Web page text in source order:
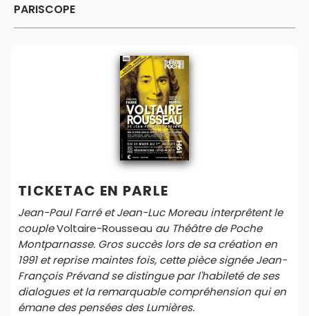
PARISCOPE
TICKETAC EN PARLE
Jean-Paul Farré et Jean-Luc Moreau interprêtent le
coupleVoltaire-Rousseau au Théâtre de Poche
Montparnasse. Gros succès lors de sa création en
1991 et reprise maintes fois, cette pièce signée Jean-
François Prévand se distingue par l'habileté de ses
dialogues et la remarquable compréhension qui en
émane des pensées des Lumières.